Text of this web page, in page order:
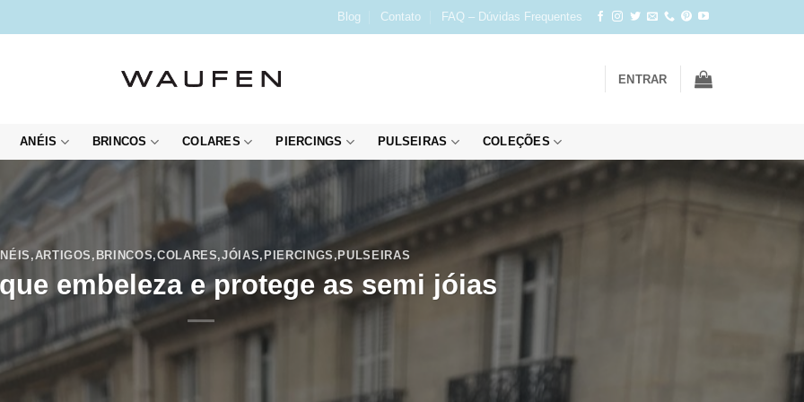
Blog Contato FAQ – Dúvidas Frequentes
ENTRAR
ANÉIS BRINCOS COLARES PIERCINGS PULSEIRAS COLEÇÕES
,ARTIGOS , BRINCOS,COLARES,JÓIAS, PIERCINGS , PULSEIRAS
embeleza e protege as semi jóias